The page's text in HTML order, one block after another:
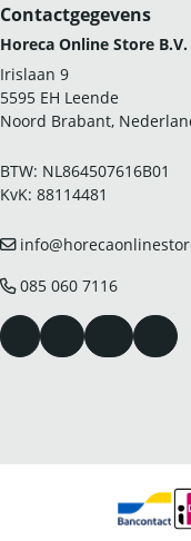
Contactgegevens
Horeca Online Store B.V.
Irislaan 9
5595 EH Leende
Noord Brabant,
BTW: NL864507616B01
KvK: 88114481
085 060 7116